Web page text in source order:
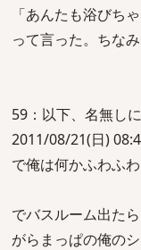
「あんたも浴びち
って言った。ちな
59：以下、名無し
2011/08/21(日)
で俺は何かふわふ
でバスルーム出た
がらまっぱの俺の